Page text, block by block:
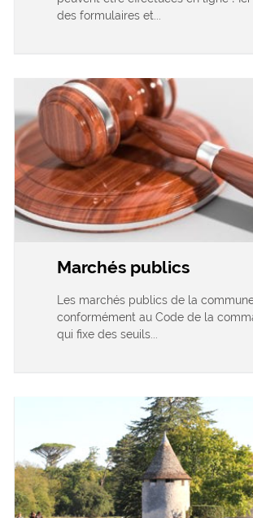
des formulaires et...
Marchés publics
Les marchés publics de la
conformément au Code de la
qui fixe des seuils...